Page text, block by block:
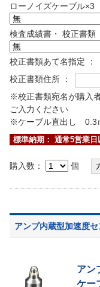
ローノイズケーブル×3
検査成績書・ 校正書類
校正書類あて名指定 ：
校正書類住所 ：
※校正書類宛名が購入
ご入力ください
※ケーブル直出し
標準納期： 通常5営業日
購入数： 個
アンプ内蔵型加速度
アン
ケー